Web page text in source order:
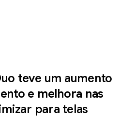
teve um aumento
e melhora nas
para telas